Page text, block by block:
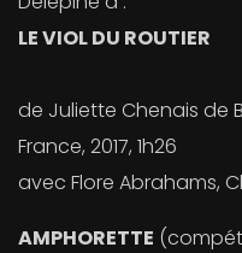
LE VIOL DU ROUTIER
de Juliette Chenais de
France, 2017, 1h26
avec Flore Abrahams,
AMPHORETTE